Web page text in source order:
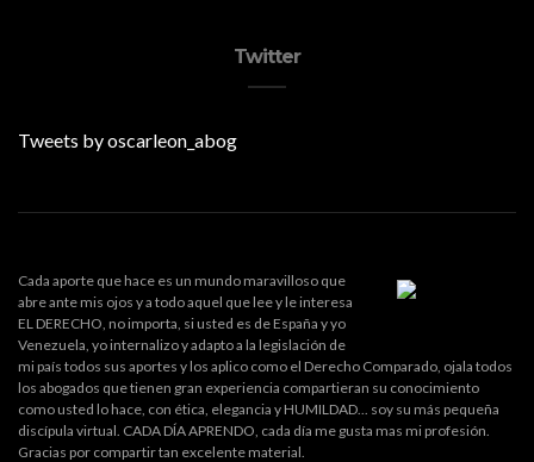
Twitter
Tweets by oscarleon_abog
Cada aporte que hace es un mundo maravilloso que
abre ante mis ojos y a todo aquel que lee y le interesa
EL DERECHO, no importa, si usted es de España y yo
Venezuela, yo internalizo y adapto a la legislación de
mi país todos sus aportes y los aplico como el Derecho Comparado, ojala todos
los abogados que tienen gran experiencia compartieran su conocimiento
como usted lo hace, con ética, elegancia y HUMILDAD... soy su más pequeña
discípula virtual. CADA DÍA APRENDO, cada día me gusta mas mi profesión.
Gracias por compartir tan excelente material.